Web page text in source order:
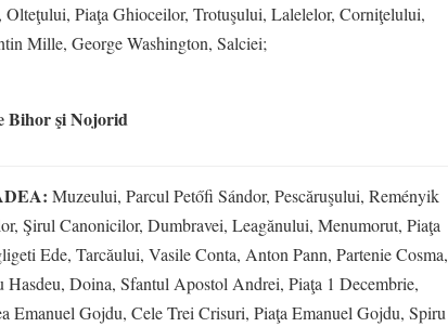
Olteţului, Piaţa Ghioceilor, Trotuşului, Lalelelor, Corniţelului,
Mille, George Washington, Salciei;
Bihor şi Nojorid
Muzeului, Parcul Petőfi Sándor, Pescăruşului, Reményik
Şirul Canonicilor, Dumbravei, Leagănului, Menumorut, Piaţa
Ede, Tarcăului, Vasile Conta, Anton Pann, Partenie Cosma,
Hasdeu, Doina, Sfantul Apostol Andrei, Piaţa 1 Decembrie,
Emanuel Gojdu, Cele Trei Crisuri, Piaţa Emanuel Gojdu, Spiru